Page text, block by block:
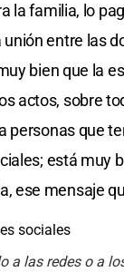
la familia, lo
entre las
bien que la
actos, sobre
personas que
está muy
ese mensaje
a las redes o a